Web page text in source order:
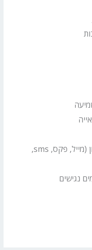
דרכי התקשרות חלופיות לטלפון (מייל, פקס, sms,
נגישים